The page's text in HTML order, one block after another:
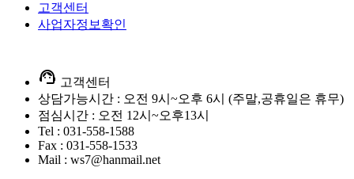
고객센터
사업자정보확인
support_agent 고객센터
상담가능시간 : 오전 9시~오후 6시 (주말,공휴일은 휴무)
점심시간 : 오전 12시~오후13시
Tel : 031-558-1588
Fax : 031-558-1533
Mail : ws7@hanmail.net